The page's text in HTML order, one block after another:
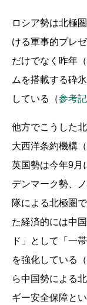
ロシア勢は北極
ける軍事的プレ
だけでなく昨年
ムを搭載する砕
している（参考
他方でこうした
大西洋条約機構
英国勢は今年9月
デンマーク勢、
隊による北極圏
た経済的には中
ド」として「一
を強化している（
ら中国勢による
ギー安全保障と